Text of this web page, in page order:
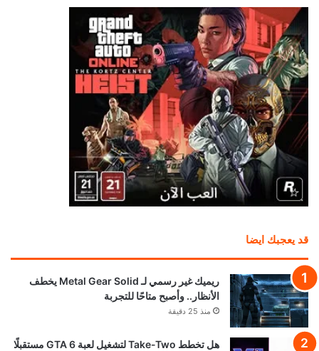
قد يعجبك ايضا
ريميك غير رسمي لـ Metal Gear Solid يخطف
الأنظار.. وأصبح متاحًا للتجربة
منذ 25 دقيقة
هل تخطط Take-Two لتشغيل لعبة GTA 6 مستقبلًا